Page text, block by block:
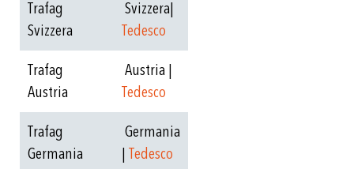
Trafag
Svizzera
Svizzera|
Tedesco
Trafag
Austria
Austria |
Tedesco
Trafag
Germania
Germania
| Tedesco